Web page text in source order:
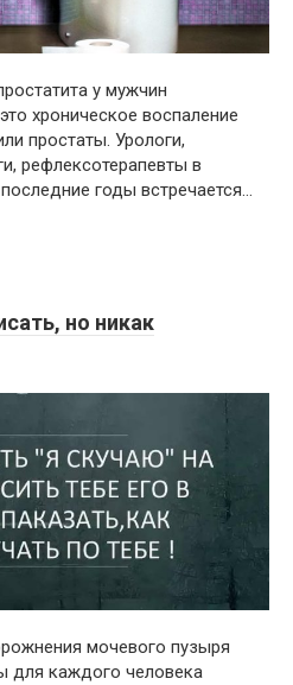
у мужчин
хроническое воспаление
простаты. Урологи,
рефлексотерапевты в
годы встречается…
но никак
мочевого пузыря
для каждого человека